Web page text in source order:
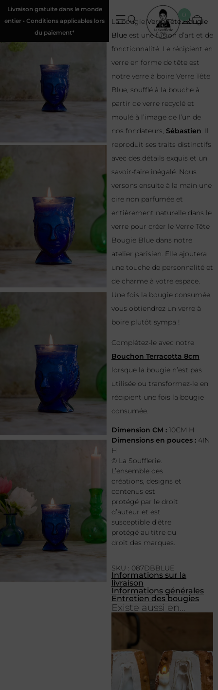
Livraison gratuite dans le monde
entier • Conditions applicables lors
du paiement*
0
La bougieVerre Tête Bougie
Blueest une fusion d’art et de
fonctionnalité. Le récipient en
verre en forme de tête est
notre verre à boire Verre Tête
Blue, soufflé à la bouche à
partir de verre recyclé et
moulé à l’image de l’un de
nos fondateurs, Sébastien. Il
reproduit ses traits distinctifs
avec des détails exquis et un
savoir-faire inégalé. Nous
versons ensuite à la main une
cire non parfumée et
entièrement naturelle dans le
verre pour créer le Verre Tête
Bougie Blue dans notre
atelier parisien. Elle ajoutera
une touche de personnalité et
de charme à votre espace.
Une fois la bougie consumée,
vous obtiendrez un verre à
boire plutôt sympa !
Complétez-le avec notre
Bouchon Terracotta 8cm
lorsque la bougie n’est pas
utilisée ou transformez-le en
récipient une fois la bougie
consumée.
Dimension CM : 10CM H
Dimensions en pouces : 4IN
H
© La Soufflerie.
L’ensemble des
créations, designs et
contenus est
protégé par le droit
d’auteur et est
susceptible d’être
protégé au titre du
droit des marques.
SKU : 087DBBLUE
Informations sur la
livraison
Informations générales
Entretien des bougies
Existe aussi en...